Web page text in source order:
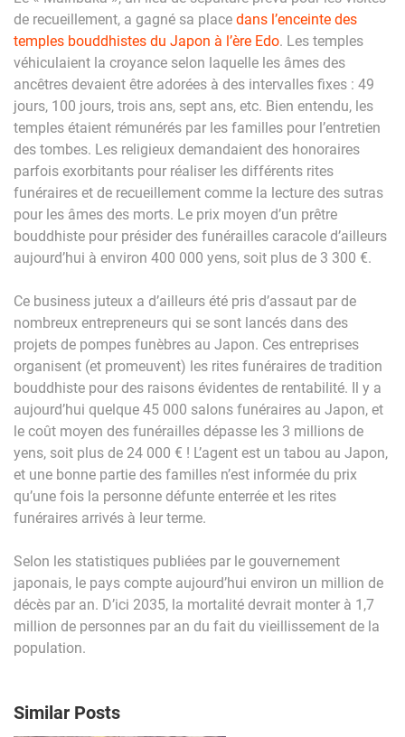
de recueillement, a gagné sa place dans l’enceinte des
temples bouddhistes du Japon à l’ère Edo. Les temples
véhiculaient la croyance selon laquelle les âmes des
ancêtres devaient être adorées à des intervalles fixes : 49
jours, 100 jours, trois ans, sept ans, etc. Bien entendu, les
temples étaient rémunérés par les familles pour l’entretien
des tombes. Les religieux demandaient des honoraires
parfois exorbitants pour réaliser les différents rites
funéraires et de recueillement comme la lecture des sutras
pour les âmes des morts. Le prix moyen d’un prêtre
bouddhiste pour présider des funérailles caracole d’ailleurs
aujourd’hui à environ 400 000 yens, soit plus de 3 300 €.
Ce business juteux a d’ailleurs été pris d’assaut par de
nombreux entrepreneurs qui se sont lancés dans des
projets de pompes funèbres au Japon. Ces entreprises
organisent (et promeuvent) les rites funéraires de tradition
bouddhiste pour des raisons évidentes de rentabilité. Il y a
aujourd’hui quelque 45 000 salons funéraires au Japon, et
le coût moyen des funérailles dépasse les 3 millions de
yens, soit plus de 24 000 € ! L’agent est un tabou au Japon,
et une bonne partie des familles n’est informée du prix
qu’une fois la personne défunte enterrée et les rites
funéraires arrivés à leur terme.
Selon les statistiques publiées par le gouvernement
japonais, le pays compte aujourd’hui environ un million de
décès par an. D’ici 2035, la mortalité devrait monter à 1,7
million de personnes par an du fait du vieillissement de la
population.
Similar Posts